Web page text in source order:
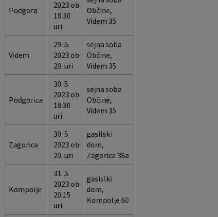
Podgora
2023 ob
18.30
uri
Občine,
Videm 35
Videm
29. 5.
2023 ob
20. uri
sejna soba
Občine,
Videm 35
Podgorica
30. 5.
2023 ob
18.30
uri
sejna soba
Občine,
Videm 35
Zagorica
30. 5.
2023 ob
20. uri
gasilski
dom,
Zagorica 36a
Kompolje
31. 5.
2023 ob
20.15
uri
gasislki
dom,
Kompolje 60